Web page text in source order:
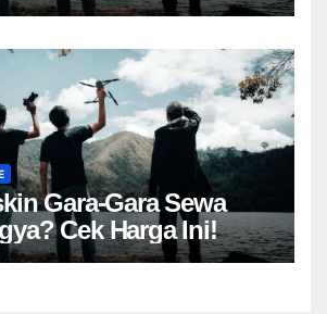
Gara-Gara Sewa
Cek Harga Ini!